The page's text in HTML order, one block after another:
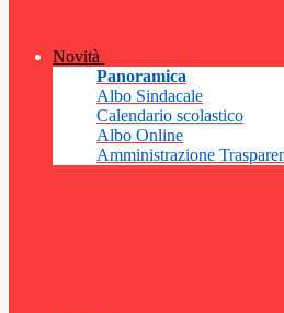
Novità
Panoramica
Albo Sindacale
Calendario scolastico
Albo Online
Amministrazione